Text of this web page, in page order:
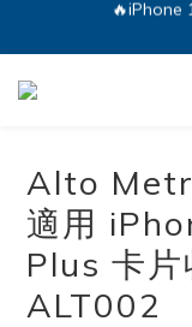
Alto
適用
Plus 卡片
ALT002